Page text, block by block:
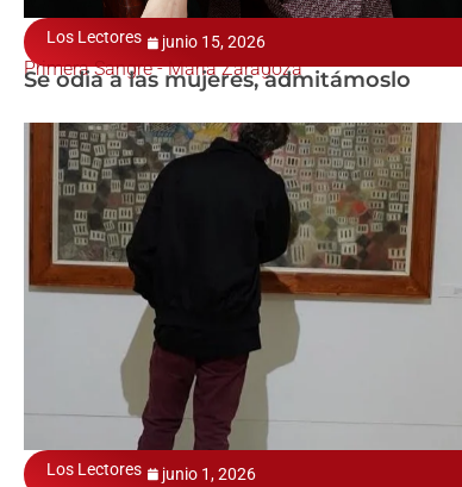
Los Lectores junio 15, 2026
Primera Sangre - María Zaragoza
Se odia a las mujeres, admitámoslo
Los Lectores junio 1, 2026